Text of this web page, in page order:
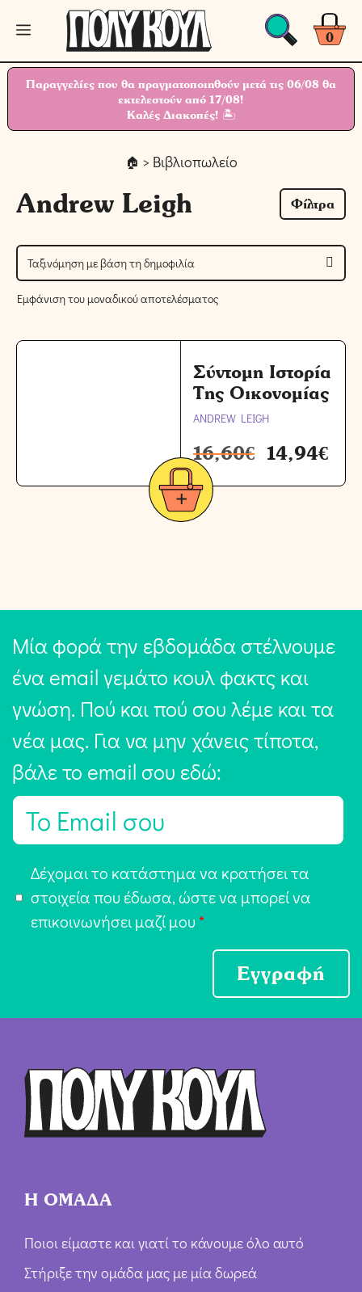
Μετάβαση
περιεχόμενο
0
Μενού
Παραγγελίες που θα πραγματοποιηθούν μετά τις 06/08 θα
εκτελεστούν από 17/08!
Καλές Διακοπές! 🏝
> Βιβλιοπωλείο
Andrew Leigh Φίλτρα
Εμφάνιση του μοναδικού αποτελέσματος
Σύντομη Ιστορία
Της Οικονομίας
ANDREW LEIGH
16,60€ 14,94€
Μία φορά την εβδομάδα στέλνουμε
ένα email γεμάτο κουλ φακτς και
γνώση. Πού και πού σου λέμε και τα
νέα μας. Για να μην χάνεις τίποτα,
βάλε το email σου εδώ:
E
π
ή
Δέχομαι το κατάστημα να κρατήσει τα
στοιχεία που έδωσα, ώστε να μπορεί να
επικοινωνήσει μαζί μου *
Εγγραφή
Η ΟΜΑΔΑ
Ποιοι είμαστε και γιατί το κάνουμε όλο αυτό
Στήριξε την ομάδα μας με μία δωρεά